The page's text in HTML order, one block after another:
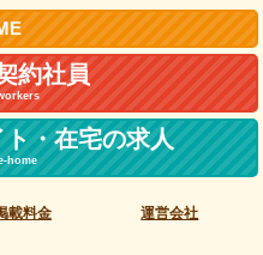
約社員
ト・在宅の求人
home
載料金 運営会社